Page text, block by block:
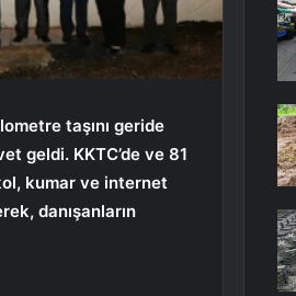
taşını geride
geldi. KKTC’de ve 81
kumar ve internet
danışanların